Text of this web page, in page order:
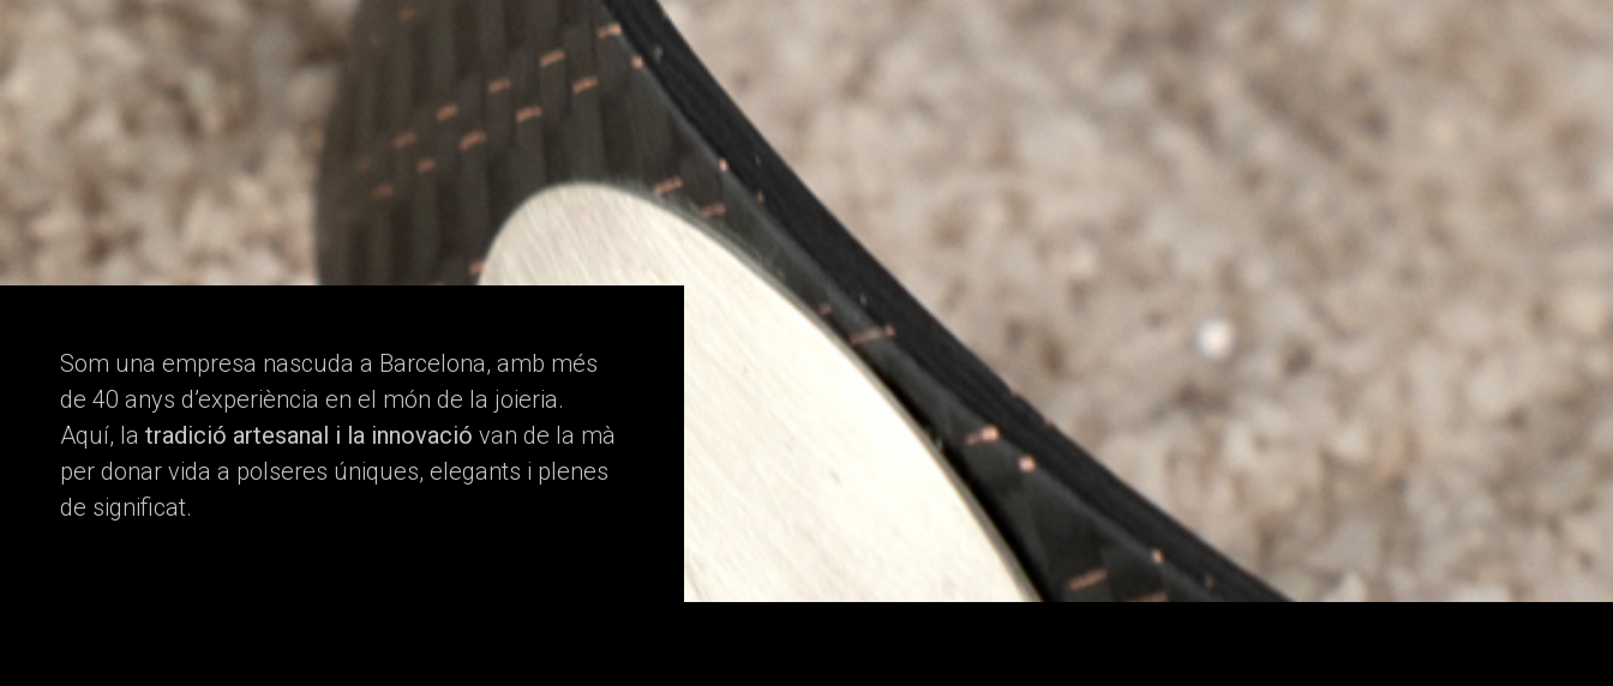
Som una empresa nascuda a Barcelona, amb més
de 40 anys d’experiència en el món de la joieria.
Aquí, la tradició artesanal i la innovació van de la mà
per donar vida a polseres úniques, elegants i plenes
de significat.